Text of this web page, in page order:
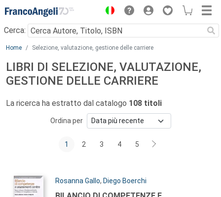
Menu
Cerca:
Main content
Home Selezione, valutazione, gestione delle carriere
LIBRI DI SELEZIONE, VALUTAZIONE,
GESTIONE DELLE CARRIERE
La ricerca ha estratto dal catalogo 108 titoli
Ordina per
1 2 3 4 5
Autori:
Rosanna Gallo, Diego Boerchi